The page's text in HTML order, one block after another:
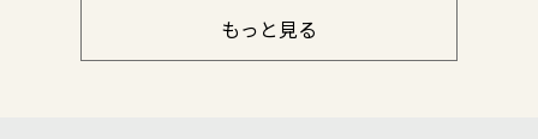
もっと見る